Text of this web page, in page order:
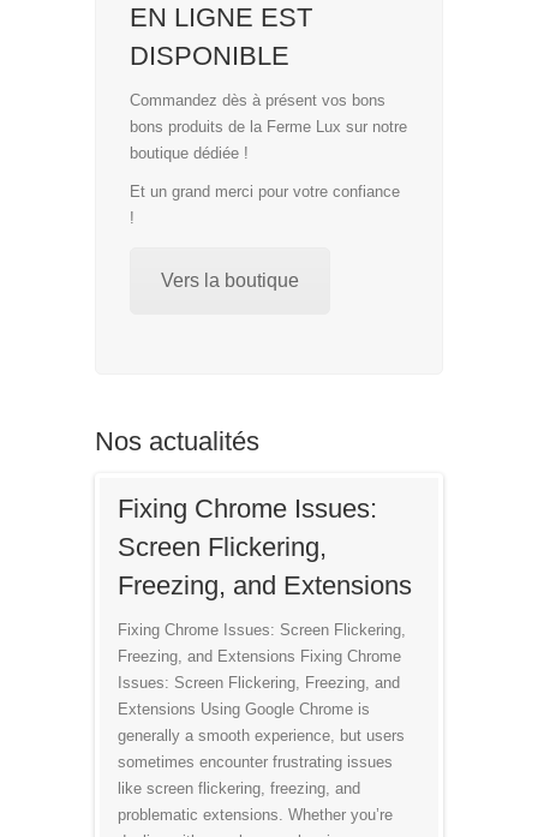
EN LIGNE EST
DISPONIBLE
Commandez dès à présent vos bons
bons produits de la Ferme Lux sur notre
boutique dédiée !
Et un grand merci pour votre confiance
!
Vers la boutique
Nos actualités
Fixing Chrome Issues:
Screen Flickering,
Freezing, and Extensions
Fixing Chrome Issues: Screen Flickering,
Freezing, and Extensions Fixing Chrome
Issues: Screen Flickering, Freezing, and
Extensions Using Google Chrome is
generally a smooth experience, but users
sometimes encounter frustrating issues
like screen flickering, freezing, and
problematic extensions. Whether you’re